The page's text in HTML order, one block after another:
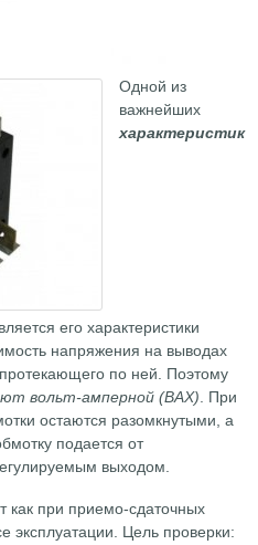
Одной из
важнейших
характеристик
его характеристики
напряжения на выводах
по ней. Поэтому
вольт-амперной (ВАХ) . При
остаются разомкнутыми, а
подается от
выходом.
как при приемо-сдаточных
эксплуатации. Цель проверки: